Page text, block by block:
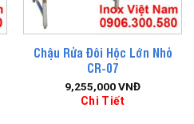
Chậu Rửa Đôi Hộc Lớn Nhỏ
CR-07
9,255,000VNĐ
Chi Tiết